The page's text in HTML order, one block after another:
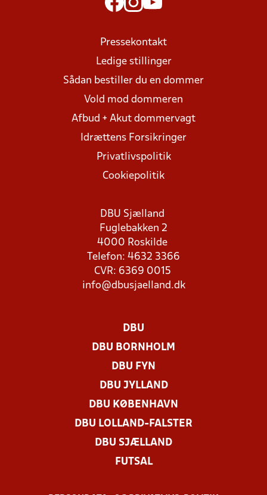
Pressekontakt
Ledige stillinger
Sådan bestiller du en dommer
Vold mod dommeren
Afbud + Akut dommervagt
Idrættens Forsikringer
Privatlivspolitik
Cookiepolitik
DBU Sjælland
Fuglebakken 2
4000 Roskilde
Telefon: 4632 3366
CVR: 6369 0015
info@dbusjaelland.dk
DBU
DBU BORNHOLM
DBU FYN
DBU JYLLAND
DBU KØBENHAVN
DBU LOLLAND-FALSTER
DBU SJÆLLAND
FUTSAL